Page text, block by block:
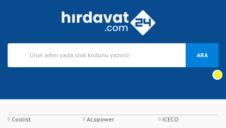
ARA
Coolist Acopower ICECO